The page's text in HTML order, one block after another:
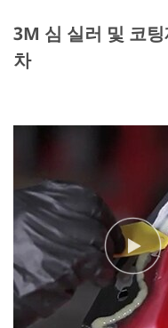
3M 심 실러 및 코
차